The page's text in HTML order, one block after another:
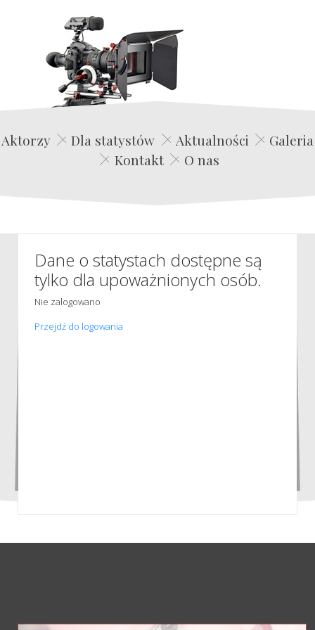
Edwin Film Agencja Aktorska
Aktorzy Dla statystów Aktualności
Galeria
Kontakt
O nas
Dane o statystach dostępne są
tylko dla upoważnionych osób.
Nie zalogowano
Przejdź do logowania